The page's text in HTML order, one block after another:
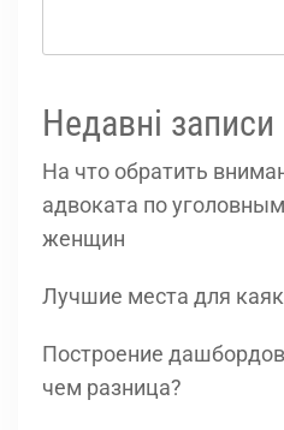
Недавні записи
На что обратить
адвоката по
женщин
Лучшие места для
Построение
чем разница?